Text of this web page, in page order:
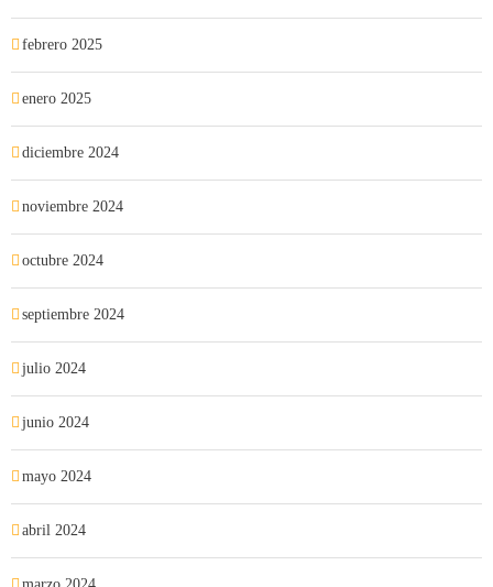
febrero 2025
enero 2025
diciembre 2024
noviembre 2024
octubre 2024
septiembre 2024
julio 2024
junio 2024
mayo 2024
abril 2024